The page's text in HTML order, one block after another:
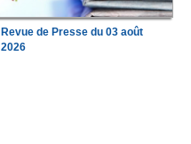
Revue de Presse du 03 août
2026